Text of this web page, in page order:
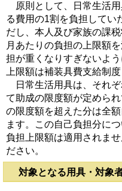
原則として、日常生活
る費用の1割を負担してい
だし、本人及び家族の課
月あたりの負担の上限額
担が重くなりすぎないよう
上限額は補装具費支給制度
日常生活用具は、それぞ
て助成の限度額が定めら
の限度額を超えた分は全
ます。この自己負担分に
負担上限額は適用されませ
ださい。
対象となる用具・対象